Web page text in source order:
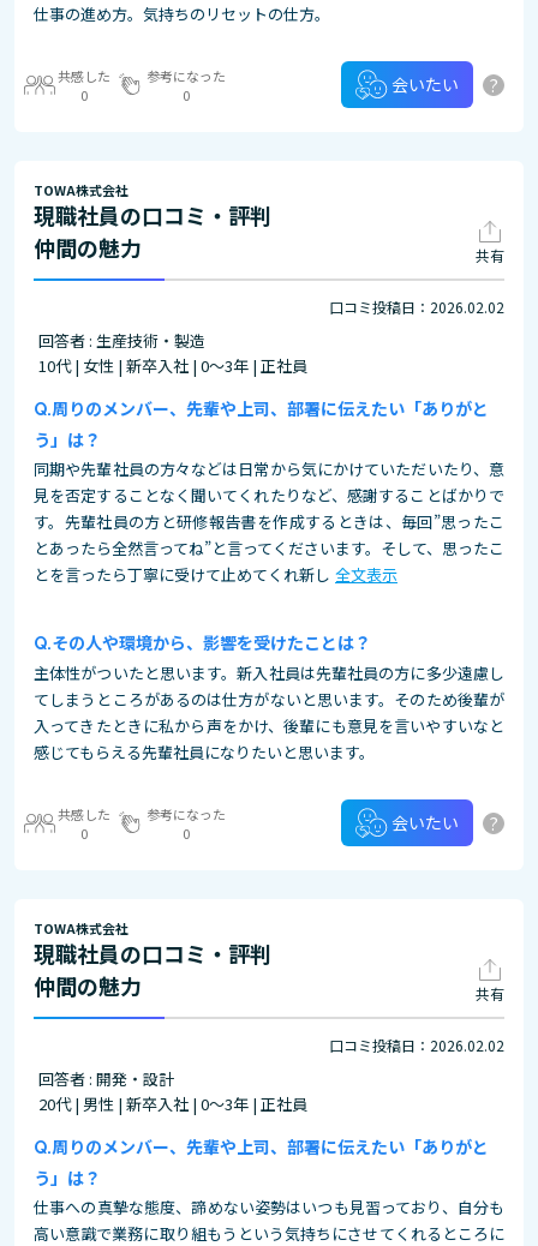
仕事の進め方。気持ちのリセットの仕方。
共感した
0
参考になった
0
会いたい ?
TOWA株式会社
現職社員の口コミ・評判
仲間の魅力
共有
口コミ投稿日：2026.02.02
回答者 : 生産技術・製造
10代 | 女性 | 新卒入社 | 0～3年 | 正社員
周りのメンバー、先輩や上司、部署に伝えたい「ありがと
う」は？
同期や先輩社員の方々などは日常から気にかけていただいたり、意
見を否定することなく聞いてくれたりなど、感謝することばかりで
す。先輩社員の方と研修報告書を作成するときは、毎回”思ったこ
とあったら全然言ってね”と言ってくださいます。そして、思ったこ
とを言ったら丁寧に受けて止めてくれ新し 全文表示
その⼈や環境から、影響を受けたことは？
主体性がついたと思います。新入社員は先輩社員の方に多少遠慮し
てしまうところがあるのは仕方がないと思います。そのため後輩が
入ってきたときに私から声をかけ、後輩にも意見を言いやすいなと
感じてもらえる先輩社員になりたいと思います。
共感した
0
参考になった
0
会いたい ?
TOWA株式会社
現職社員の口コミ・評判
仲間の魅力
共有
口コミ投稿日：2026.02.02
回答者 : 開発・設計
20代 | 男性 | 新卒入社 | 0～3年 | 正社員
周りのメンバー、先輩や上司、部署に伝えたい「ありがと
う」は？
仕事への真摯な態度、諦めない姿勢はいつも見習っており、自分も
高い意識で業務に取り組もうという気持ちにさせてくれるところに